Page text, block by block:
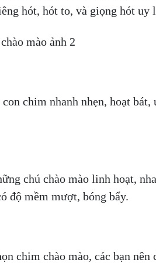
hót, hót to, và giọng hót uy
chim nhanh nhẹn, hoạt bát,
chú chào mào linh hoạt,
độ mềm mượt, bóng bẩy.
chim chào mào, các bạn nên